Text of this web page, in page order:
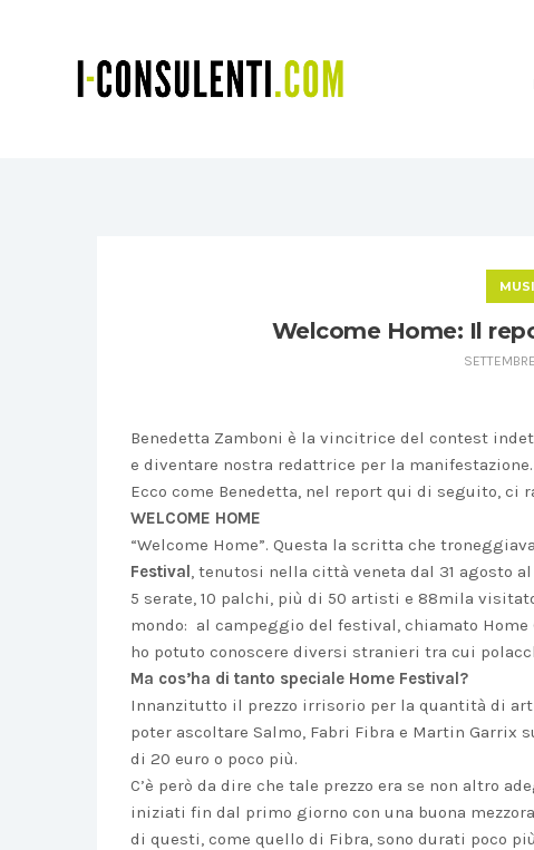
Welcome Home: Il
Benedetta Zamboni è la vincitrice del contest
e diventare nostra redattrice per la manifestazione.
Ecco come Benedetta, nel report qui di seguito, ci
WELCOME HOME
“Welcome Home”. Questa la scritta che
Festival, tenutosi nella città veneta dal 31 agosto
5 serate, 10 palchi, più di 50 artisti e 88mila
mondo: al campeggio del festival, chiamato
ho potuto conoscere diversi stranieri tra cui
Ma cos’ha di tanto speciale Home Festival?
Innanzitutto il prezzo irrisorio per la quantità di
poter ascoltare Salmo, Fabri Fibra e Martin Garrix
di 20 euro o poco più.
C’è però da dire che tale prezzo era se non altro
iniziati fin dal primo giorno con una buona
di questi, come quello di Fibra, sono durati poco